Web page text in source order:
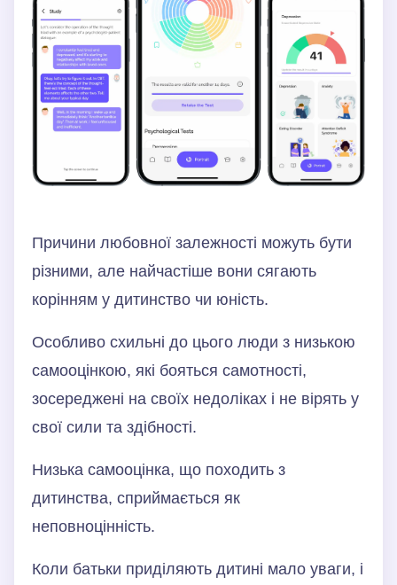
Причини любовної залежності можуть бути
різними, але найчастіше вони сягають
корінням у дитинство чи юність.
Особливо схильні до цього люди з низькою
самооцінкою, які бояться самотності,
зосереджені на своїх недоліках і не вірять у
свої сили та здібності.
Низька самооцінка, що походить з
дитинства, сприймається як
неповноцінність.
Коли батьки приділяють дитині мало уваги, і